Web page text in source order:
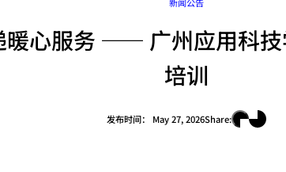
暖心服务 —— 广州应用科
培训
发布时间： May 27, 2026Share: